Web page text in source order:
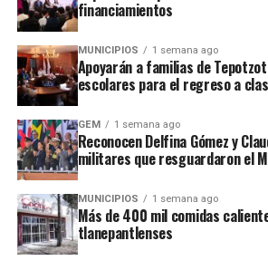
STAFF / Zona Cero
financiamientos
MUNICIPIOS 1 semana ago
Apoyarán a familias de
escolares para el regreso a
GEM 1 semana ago
Reconocen Delfina Gómez y
militares que resguardaron el
MUNICIPIOS 1 semana ago
Más de 400 mil comidas
tlanepantlenses